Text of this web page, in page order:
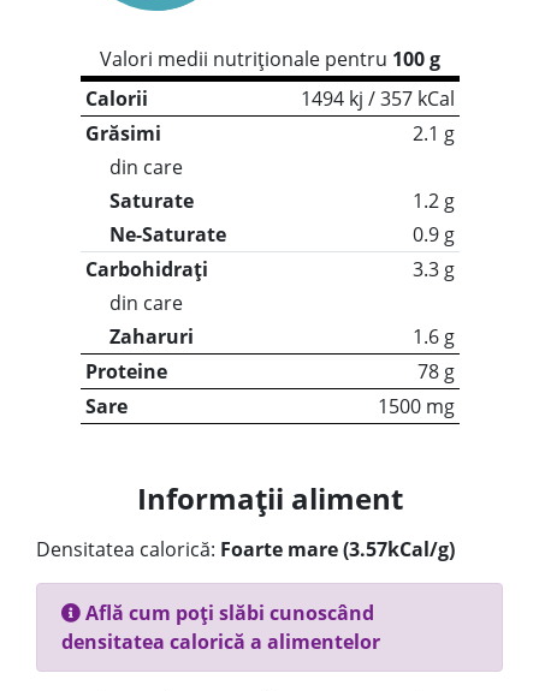
Valori medii nutriționale pentru 100 g
Calorii
1494 kj / 357 kCal
Grăsimi
2.1 g
din care
Saturate
1.2 g
Ne-Saturate
0.9 g
Carbohidrați
3.3 g
din care
Zaharuri
1.6 g
Proteine
78 g
Sare
1500 mg
Informații aliment
Densitatea calorică: Foarte mare (3.57kCal/g)
Află cum poți slăbi cunoscând
densitatea calorică a alimentelor